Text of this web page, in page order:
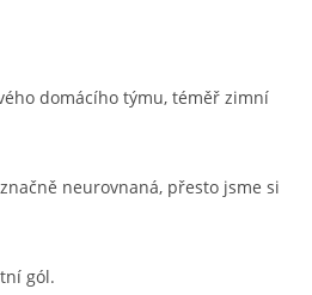
domácího týmu, téměř zimní
neurovnaná, přesto jsme si
gól.